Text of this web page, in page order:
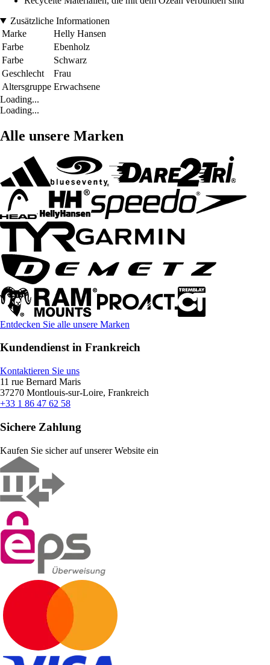
Zusätzliche Informationen
Marke
Helly Hansen
Farbe
Ebenholz
Farbe
Schwarz
Geschlecht
Frau
Altersgruppe Erwachsene
Loading...
Loading...
Alle unsere Marken
Entdecken Sie alle unsere Marken
Kundendienst in Frankreich
Kontaktieren Sie uns
11 rue Bernard Maris
37270 Montlouis-sur-Loire, Frankreich
+33 1 86 47 62 58
Sichere Zahlung
Kaufen Sie sicher auf unserer Website ein